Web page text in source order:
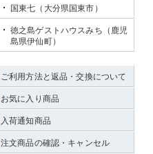
国東七（大分県国東市）
徳之島ゲストハウスみち（鹿児
島県伊仙町）
ご利用方法と返品・交換について
お気に入り商品
入荷通知商品
注文商品の確認・キャンセル